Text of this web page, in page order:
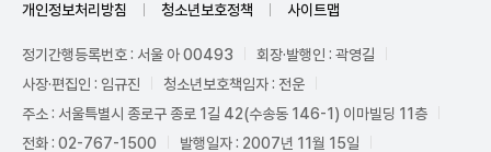
개인정보처리방침 청소년보호정책 사이트맵
정기간행등록번호 : 서울 아 00493
회장·발행인 : 곽영길
사장·편집인 : 임규진
청소년보호책임자 : 전운
주소 : 서울특별시 종로구 종로 1길 42(수송동 146-1) 이마빌딩 11층
전화 : 02-767-1500
발행일자 : 2007년 11월 15일